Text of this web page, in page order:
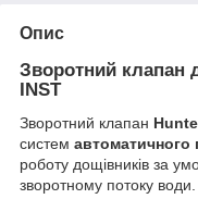
Опис
Зворотний клапан
INST
Зворотний клапан
систем автоматичного
роботу дощівників за
зворотному потоку води.